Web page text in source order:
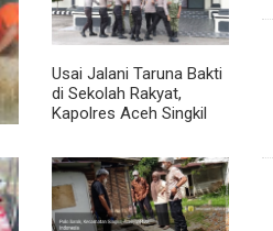
Usai Jalani Taruna Bakti
di Sekolah Rakyat,
Kapolres Aceh Singkil
Perwira Polri